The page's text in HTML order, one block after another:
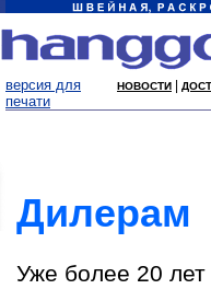
версия для
печати
НОВОСТИ
Дилерам
Уже более 20 лет